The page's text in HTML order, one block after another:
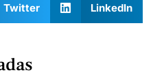
Twitter LinkedIn